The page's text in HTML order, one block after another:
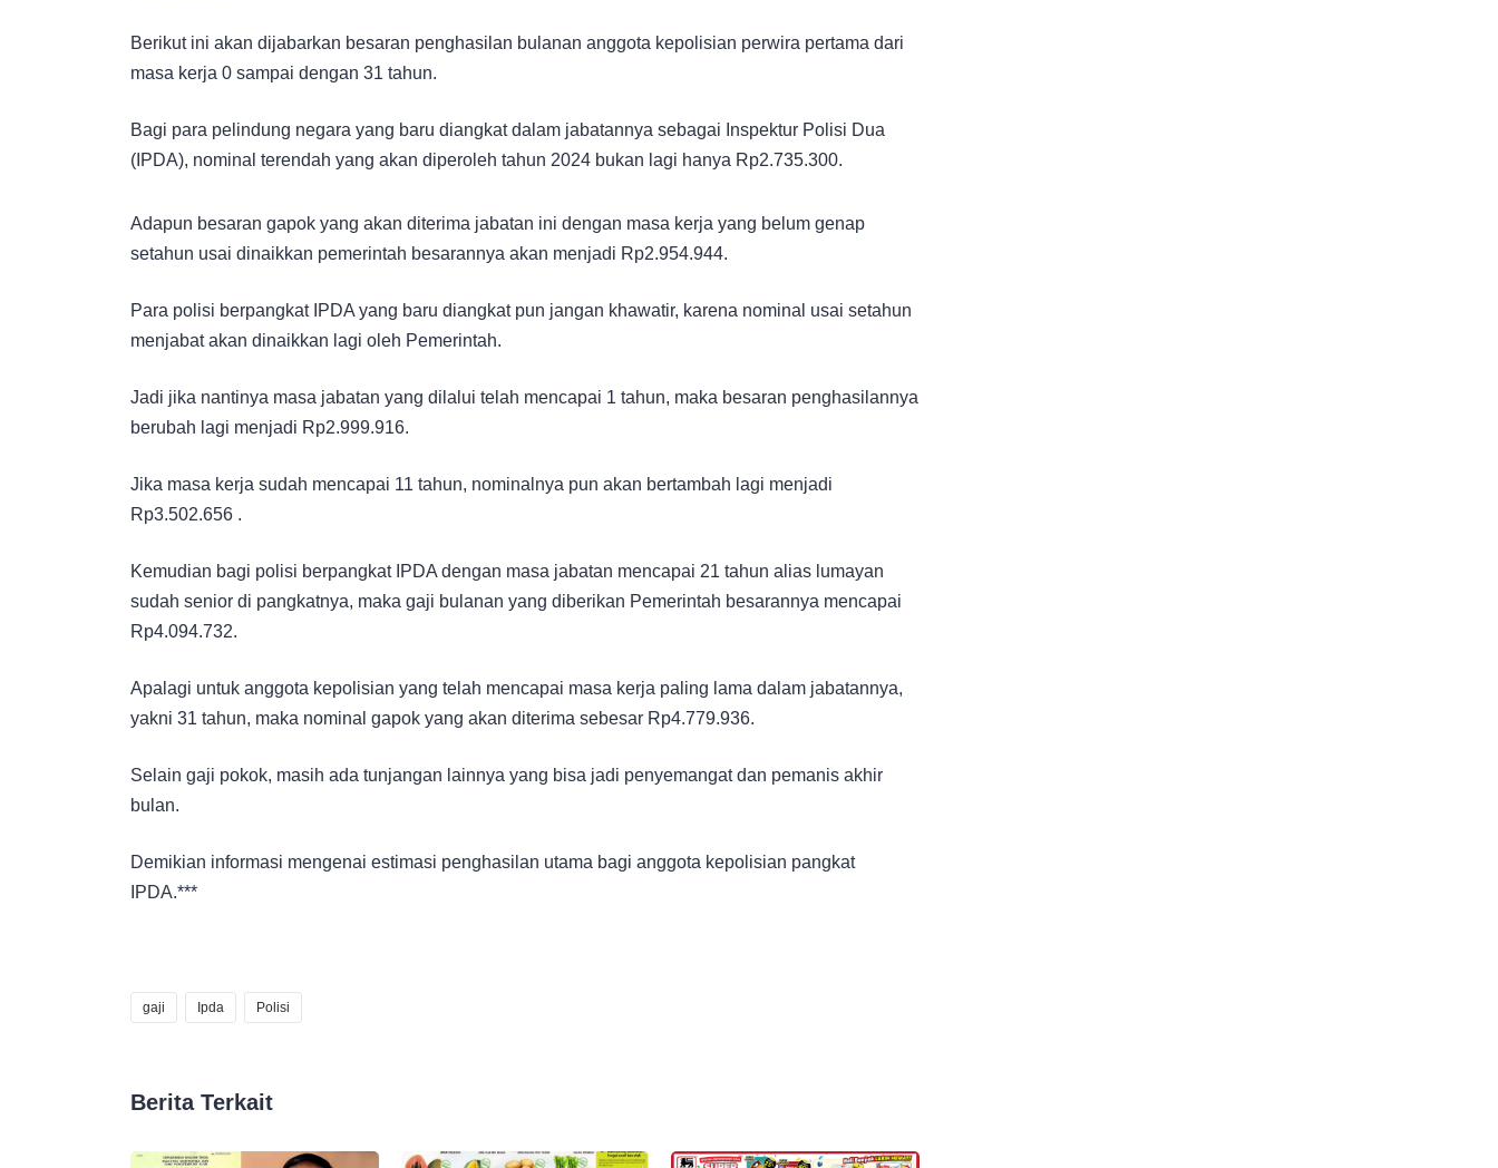
Berikut ini akan dijabarkan besaran penghasilan bulanan anggota kepolisian perwira pertama dari
masa kerja 0 sampai dengan 31 tahun.
Bagi para pelindung negara yang baru diangkat dalam jabatannya sebagai Inspektur Polisi Dua
(IPDA), nominal terendah yang akan diperoleh tahun 2024 bukan lagi hanya Rp2.735.300.
Adapun besaran gapok yang akan diterima jabatan ini dengan masa kerja yang belum genap
setahun usai dinaikkan pemerintah besarannya akan menjadi Rp2.954.944.
Para polisi berpangkat IPDA yang baru diangkat pun jangan khawatir, karena nominal usai setahun
menjabat akan dinaikkan lagi oleh Pemerintah.
Jadi jika nantinya masa jabatan yang dilalui telah mencapai 1 tahun, maka besaran penghasilannya
berubah lagi menjadi Rp2.999.916.
Jika masa kerja sudah mencapai 11 tahun, nominalnya pun akan bertambah lagi menjadi
Rp3.502.656 .
Kemudian bagi polisi berpangkat IPDA dengan masa jabatan mencapai 21 tahun alias lumayan
sudah senior di pangkatnya, maka gaji bulanan yang diberikan Pemerintah besarannya mencapai
Rp4.094.732.
Apalagi untuk anggota kepolisian yang telah mencapai masa kerja paling lama dalam jabatannya,
yakni 31 tahun, maka nominal gapok yang akan diterima sebesar Rp4.779.936.
Selain gaji pokok, masih ada tunjangan lainnya yang bisa jadi penyemangat dan pemanis akhir
bulan.
Demikian informasi mengenai estimasi penghasilan utama bagi anggota kepolisian pangkat
IPDA.***
gaji Ipda Polisi
Berita Terkait